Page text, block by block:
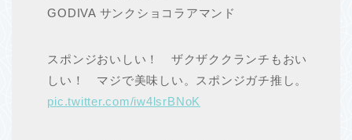
GODIVA サンクショコラアマンド
スポンジおいしい！ ザクザククランチもおい
しい！ マジで美味しい。スポンジガチ推し。
pic.twitter.com/iw4lsrBNoK